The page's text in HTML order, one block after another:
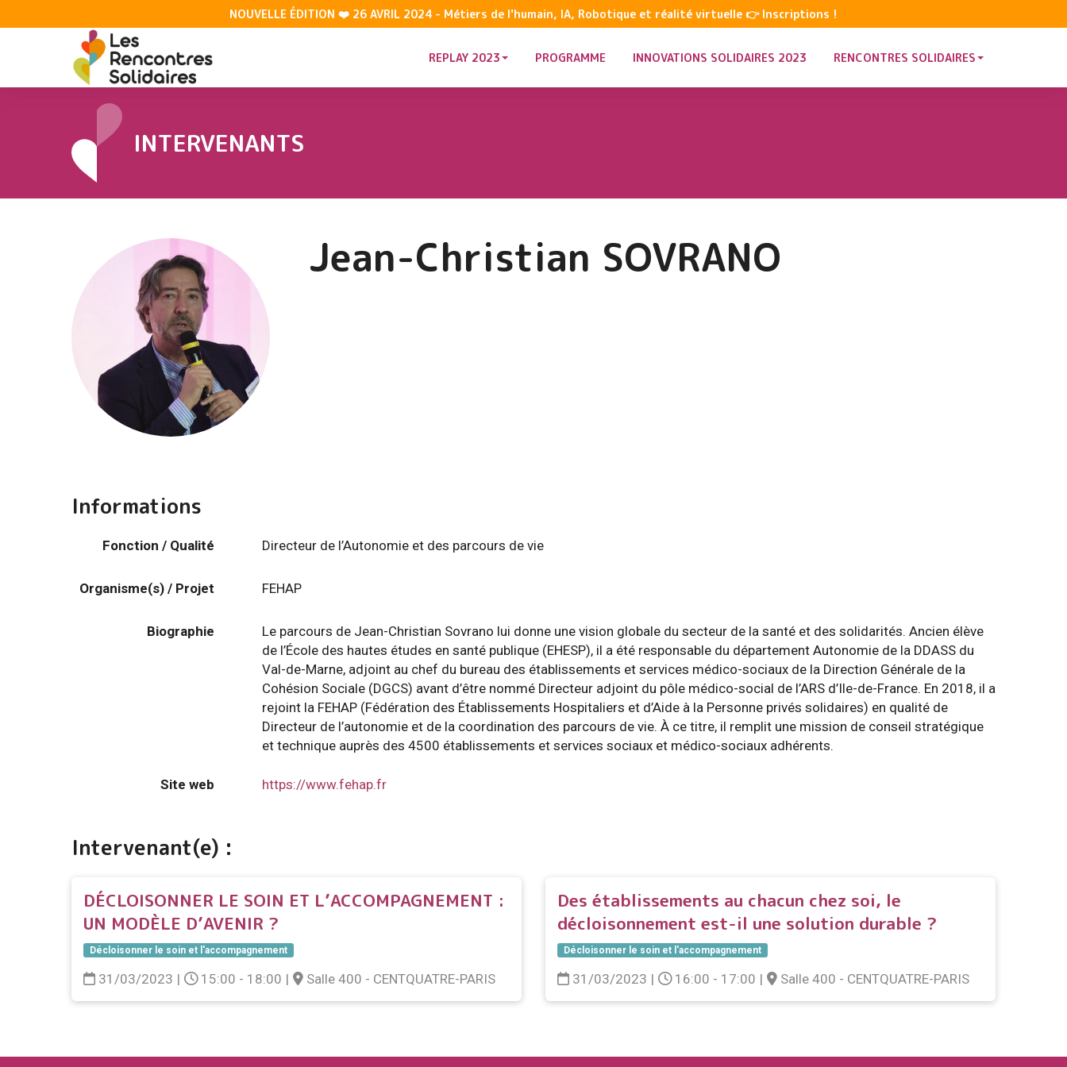
NOUVELLE ÉDITION ❤️ 26 AVRIL 2024 - Métiers de l'humain, IA, Robotique et réalité virtuelle 👉 Inscriptions !
REPLAY 2023 PROGRAMME INNOVATIONS SOLIDAIRES 2023 RENCONTRES SOLIDAIRES
INTERVENANTS
Jean-Christian SOVRANO
Informations
Fonction / Qualité Directeur de l’Autonomie et des parcours de vie
Organisme(s) / Projet FEHAP
Biographie
Le parcours de Jean-Christian Sovrano lui donne une vision globale du secteur de la santé et des solidarités. Ancien élève
de l’École des hautes études en santé publique (EHESP), il a été responsable du département Autonomie de la DDASS du
Val-de-Marne, adjoint au chef du bureau des établissements et services médico-sociaux de la Direction Générale de la
Cohésion Sociale (DGCS) avant d’être nommé Directeur adjoint du pôle médico-social de l’ARS d’Ile-de-France. En 2018, il a
rejoint la FEHAP (Fédération des Établissements Hospitaliers et d’Aide à la Personne privés solidaires) en qualité de
Directeur de l’autonomie et de la coordination des parcours de vie. À ce titre, il remplit une mission de conseil stratégique
et technique auprès des 4500 établissements et services sociaux et médico-sociaux adhérents.
Site web https://www.fehap.fr
Intervenant(e) :
DÉCLOISONNER LE SOIN ET L’ACCOMPAGNEMENT :
UN MODÈLE D’AVENIR ?
Décloisonner le soin et l'accompagnement
31/03/2023 | 15:00 - 18:00 | Salle 400 - CENTQUATRE-PARIS
Des établissements au chacun chez soi, le
décloisonnement est-il une solution durable ?
Décloisonner le soin et l'accompagnement
31/03/2023 | 16:00 - 17:00 | Salle 400 - CENTQUATRE-PARIS